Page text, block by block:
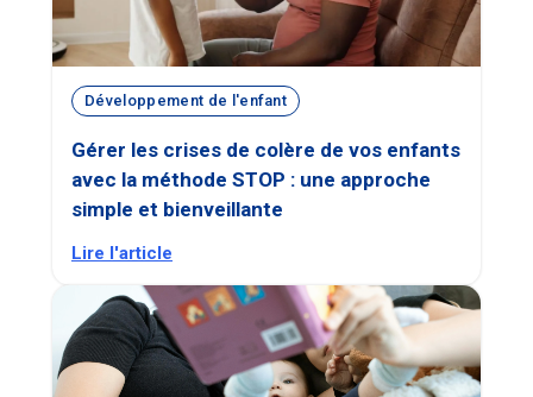
Développement de l'enfant
Gérer les crises de colère de vos enfants
avec la méthode STOP : une approche
simple et bienveillante
Lire l'article